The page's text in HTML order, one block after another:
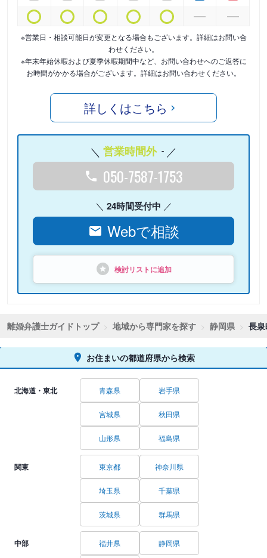
※営業日・相談可能日が変更となる場合もございます。詳細はお問い合
わせください。
※年末年始休暇および夏季休暇期間中など、お問い合わせへのご返答に
お時間がかかる場合がございます。詳細はお問い合わせください。
詳しくはこちら
営業時間外 -
050-7587-1753
24時間受付中
Webで相談
検討リストに追加
離婚弁護士ガイドトップ 地域から専門家を探す 静岡県 長
お住まいの都道府県から検索
北海道・東北 青森県 岩手県
宮城県 秋田県
山形県 福島県
関東 東京都 神奈川県
埼玉県 千葉県
茨城県 群馬県
中部 福井県 静岡県